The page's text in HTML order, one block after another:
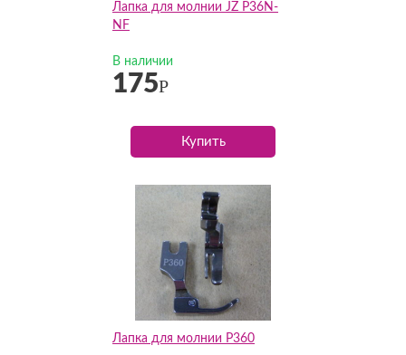
Лапка для молнии JZ P36N-
NF
В наличии
175Р
Купить
Лапка для молнии P360